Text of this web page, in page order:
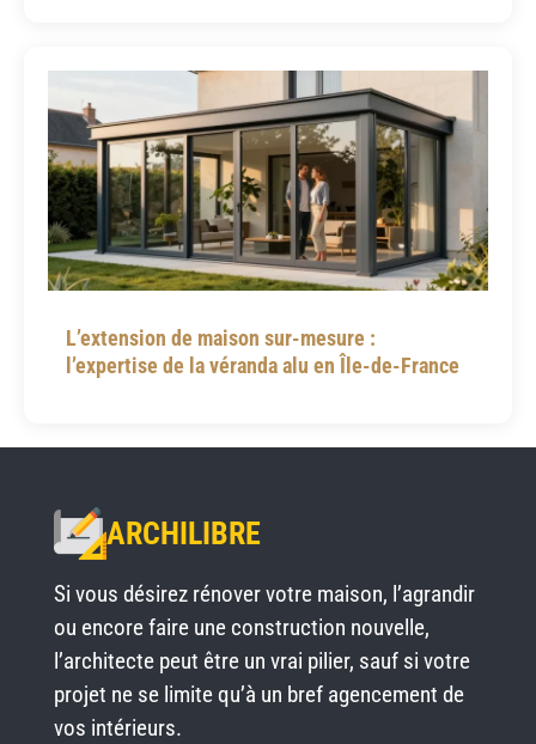
L’extension de maison sur-mesure :
l’expertise de la véranda alu en Île-de-France
ARCHILIBRE
Si vous désirez rénover votre maison, l’agrandir
ou encore faire une construction nouvelle,
l’architecte peut être un vrai pilier, sauf si votre
projet ne se limite qu’à un bref agencement de
vos intérieurs.